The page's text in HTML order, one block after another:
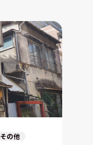
その他